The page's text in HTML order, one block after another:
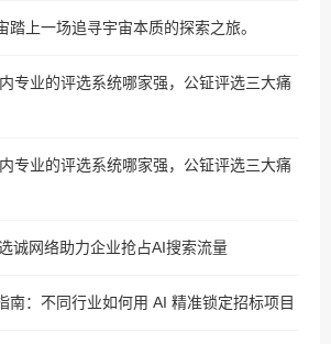
踏上一场追寻宇宙本质的探索之旅。
专业的评选系统哪家强，公钲评选三大痛
专业的评选系统哪家强，公钲评选三大痛
诚网络助力企业抢占AI搜索流量
南：不同行业如何用 AI 精准锁定招标项目